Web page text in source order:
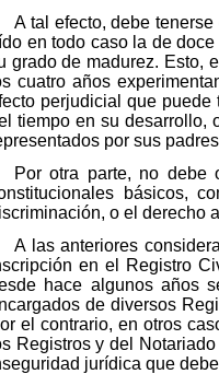
A tal efecto, debe
en todo caso la de
grado de madurez. Esto,
cuatro años
perjudicial que
tiempo en su desarrollo,
por sus
Por otra parte, no debe
básicos,
o el derecho
A las anteriores
en el Registro
hace algunos años
de diversos
el contrario, en otros
Registros y del
jurídica que